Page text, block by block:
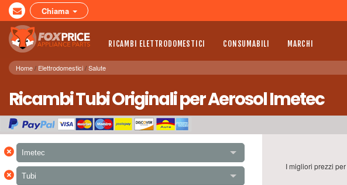
Chiama
RICAMBI ELETTRODOMESTICI CONSUMABILI MARCHI
Home Elettrodomestici Salute
Ricambi Tubi Originali per Aerosol Imetec
× Imetec
× Tubi
I migliori prezzi per